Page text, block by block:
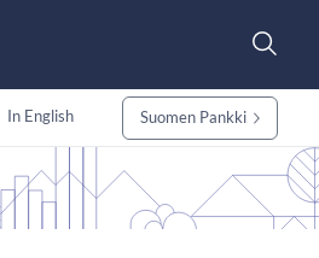
In English Suomen Pankki